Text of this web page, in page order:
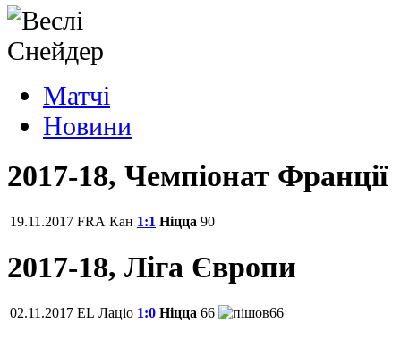
Матчi
Новини
2017-18, Чемпіонат Франції
19.11.2017 FRA Кан 1:1 Ніцца 90
2017-18, Ліга Європи
02.11.2017 EL Лаціо 1:0 Ніцца 66 66